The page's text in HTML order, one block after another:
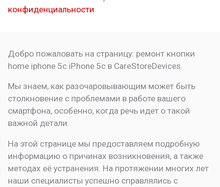
конфиденциальности.
Добро пожаловать на страницу: ремонт кнопки
home iphone 5c iPhone 5c в CareStoreDevices.
Мы знаем, как разочаровывающим может быть
столкновение с проблемами в работе вашего
смартфона, особенно, когда речь идет о такой
важной детали.
На этой странице мы предоставляем подробную
информацию о причинах возникновения, а также
методах её устранения. На протяжении многих лет
наши специалисты успешно справлялись с